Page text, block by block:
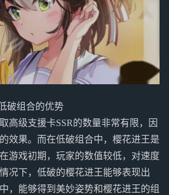
破组合的优势
高级支援卡SSR的数量非常有限，因
效果。而在低破组合中，樱花进王是
游戏初期，玩家的数值较低，对速度
况下，低破的樱花进王能够表现出
，能够得到美妙姿势和樱花进王的组